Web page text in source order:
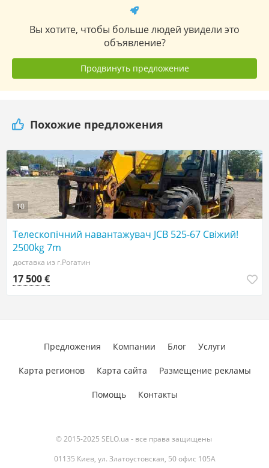
Вы хотите, чтобы больше людей увидели это
объявление?
Продвинуть предложение
Похожие предложения
10
Телескопічний навантажувач JCB 525-67 Свіжий!
2500kg 7m
доставка из г.Рогатин
17 500 €
© 2015-2025 SELO.ua - все права защищены
01135 Киев, ул. Златоустовская, 50 офис 105А
Предложения Компании Блог Услуги
Карта регионов Карта сайта Размещение рекламы
Помощь Контакты